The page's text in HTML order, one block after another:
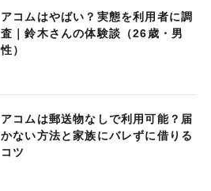
アコムはやばい？実態を利用者に調
査｜鈴木さんの体験談（26歳・男
性）
アコムは郵送物なしで利用可能？届
かない方法と家族にバレずに借りる
コツ